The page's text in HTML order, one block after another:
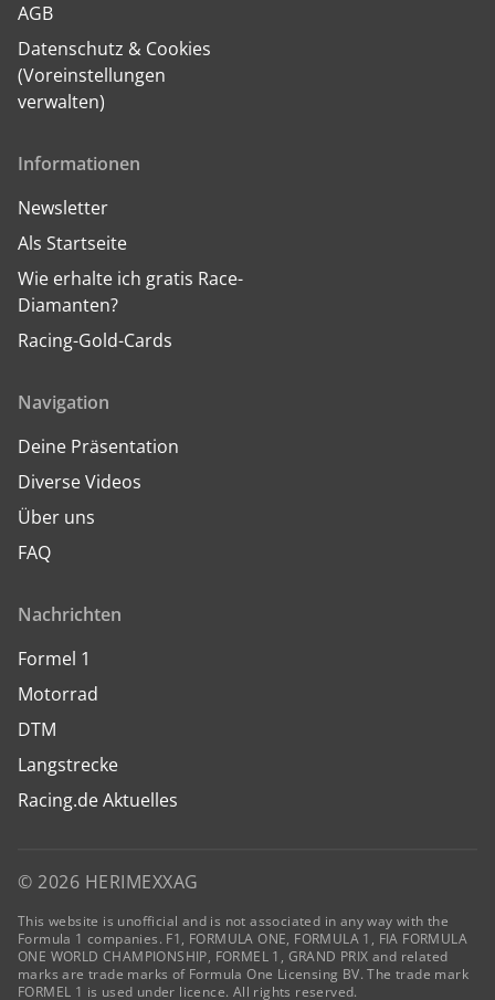
AGB
Datenschutz & Cookies
(Voreinstellungen
verwalten)
Informationen
Newsletter
Als Startseite
Wie erhalte ich gratis Race-
Diamanten?
Racing-Gold-Cards
Navigation
Deine Präsentation
Diverse Videos
Über uns
FAQ
Nachrichten
Formel 1
Motorrad
DTM
Langstrecke
Racing.de Aktuelles
© 2026 HERIMEXXAG
This website is unofficial and is not associated in any way with the
Formula 1 companies. F1, FORMULA ONE, FORMULA 1, FIA FORMULA
ONE WORLD CHAMPIONSHIP, FORMEL 1, GRAND PRIX and related
marks are trade marks of Formula One Licensing BV. The trade mark
FORMEL 1 is used under licence. All rights reserved.